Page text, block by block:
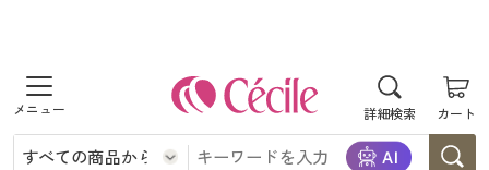
詳細検索 カート
商品を探す
レディース
レディース
レディース通販すべて
インナー・下着